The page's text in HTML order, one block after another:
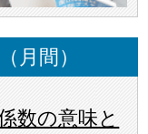
月間）
数の意味と